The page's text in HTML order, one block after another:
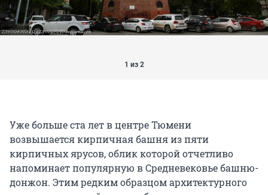
1 из 2
Уже больше ста лет в центре Тюмени
возвышается кирпичная башня из пяти
кирпичных ярусов, облик которой отчетливо
напоминает популярную в Средневековье башню-
донжон. Этим редким образцом архитектурного